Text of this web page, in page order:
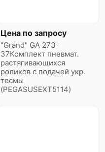
Цена по запросу
"Grand" GA 273-
37Комплект пневмат.
растягивающихся
роликов с подачей укр.
тесмы
(PEGASUSEXT5114)